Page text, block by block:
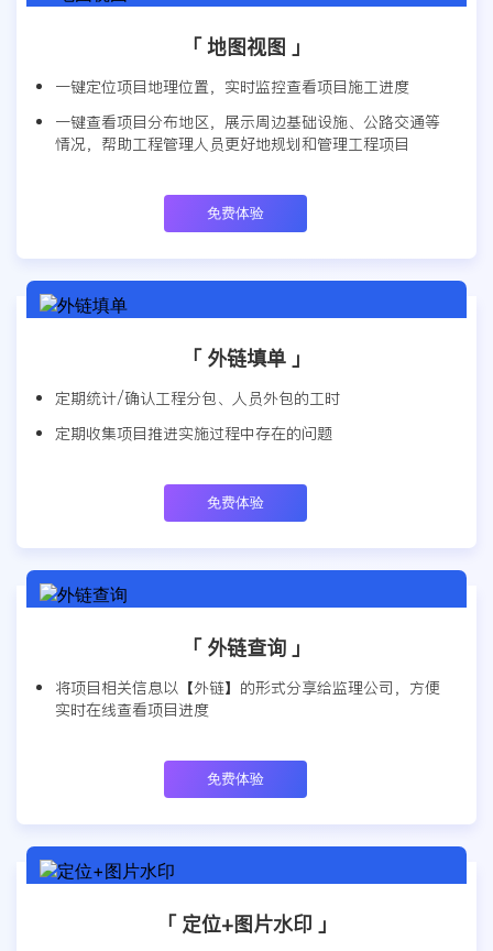
「 地图视图 」
一键定位项目地理位置，实时监控查看项目施工进度
一键查看项目分布地区，展示周边基础设施、公路交通等
情况，帮助工程管理人员更好地规划和管理工程项目
免费体验
「 外链填单 」
定期统计/确认工程分包、人员外包的工时
定期收集项目推进实施过程中存在的问题
免费体验
「 外链查询 」
将项目相关信息以【外链】的形式分享给监理公司，方便
实时在线查看项目进度
免费体验
「 定位+图片水印 」